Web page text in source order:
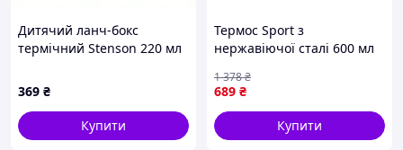
Дитячий ланч-бокс
термічний Stenson 220 мл
369 ₴
Купити
Термос Sport з
нержавіючої сталі 600 мл
2394098829)
689 ₴
1 378₴
Купити